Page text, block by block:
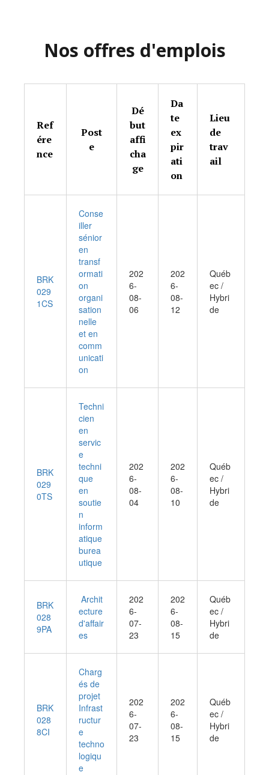
Nos offres d'emplois
Ref
ére
nce
Post
e
Dé
but
affi
cha
ge
Da
te
ex
pir
ati
on
Lieu
de
trav
ail
BRK
029
1CS
Conse
iller
sénior
en
transf
ormati
on
organi
sation
nelle
et en
comm
unicati
on
202
6-
08-
06
202
6-
08-
12
Québ
ec /
Hybri
de
BRK
029
0TS
Techni
cien
en
servic
e
techni
que
en
soutie
n
inform
atique
burea
utique
202
6-
08-
04
202
6-
08-
10
Québ
ec /
Hybri
de
BRK
028
9PA
Archit
ecture
d'affair
es
202
6-
07-
23
202
6-
08-
15
Québ
ec /
Hybri
de
BRK
028
8CI
Charg
és de
projet
Infrast
ructur
e
techno
logiqu
e
202
6-
07-
23
202
6-
08-
15
Québ
ec /
Hybri
de